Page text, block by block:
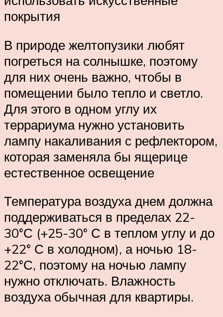
покрытия
В природе желтопузики любят
погреться на солнышке, поэтому
для них очень важно, чтобы в
помещении было тепло и светло.
Для этого в одном углу их
террариума нужно установить
лампу накаливания с рефлектором,
которая заменяла бы ящерице
естественное освещение
Температура воздуха днем должна
поддерживаться в пределах 22-
30°С (+25-30° С в теплом углу и до
+22° С в холодном), а ночью 18-
22°С, поэтому на ночью лампу
нужно отключать. Влажность
воздуха обычная для квартиры.